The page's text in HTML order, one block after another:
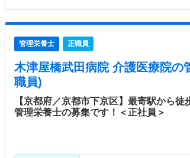
管理栄養士 正職員
木津屋橋武田病院 介護医療院の
職員)
【京都府／京都市下京区】最寄駅から
管理栄養士の募集です！＜正社員＞